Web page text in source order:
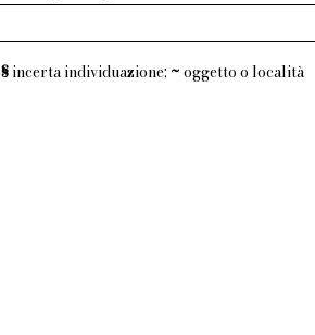
§incerta individuazione; ~ oggetto o località